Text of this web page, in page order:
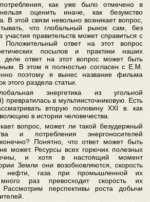
как уже было отмечено в
оценить иначе, как безумство
В этой связи невольно возникает вопрос,
что глобальный рынок сам, без
участия правительств может справиться с
Положительный ответ на этот вопрос
посылов и практики наших
деле ответ на этот вопрос может быть
В этом я полностью согласен с Е.М.
поэтому я вынес название фильма
этого раздела статьи.
энергетика из угольной
превратилась в мультиисточниковую. Есть
вторую половину XXI в. как
в истории человечества.
вопрос, может ли такой безудержный
и потребления энергоносителей
Понятно, что ответ может быть
может. Ресурсы всех горючих полезных
и хотя в настоящий момент
Земли они возобновляются, скорость
нефти, газа при промышленной их
раз превосходит скорость их
Рассмотрим перспективы роста добычи